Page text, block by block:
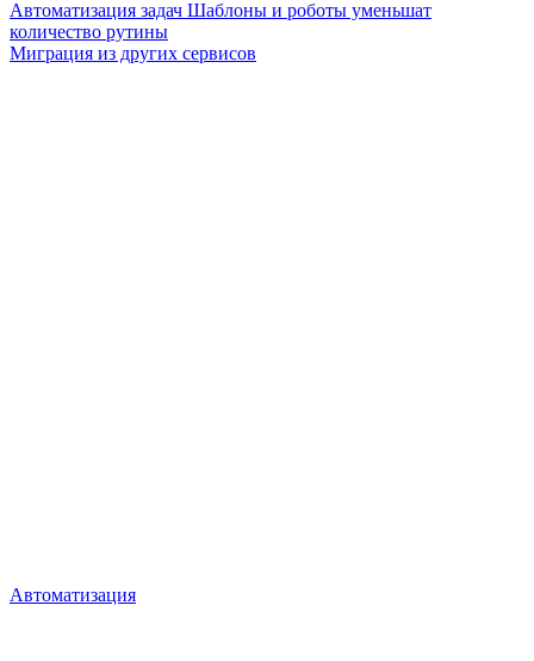
Автоматизация задач Шаблоны и роботы уменьшат
количество рутины
Миграция из других сервисов
Автоматизация